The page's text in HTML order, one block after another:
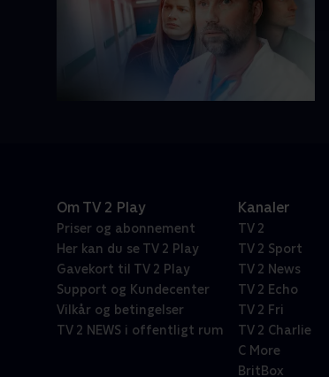
Om TV 2 Play
Priser og abonnement
Her kan du se TV 2 Play
Gavekort til TV 2 Play
Support og Kundecenter
Vilkår og betingelser
TV 2 NEWS i offentligt rum
Kanaler
TV 2
TV 2 Sport
TV 2 News
TV 2 Echo
TV 2 Fri
TV 2 Charlie
C More
BritBox